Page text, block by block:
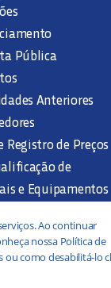
Pública
Anteriores
Registro de Preços
de
e Equipamentos
Interna
Ao continuar
nossa Política de
ou como desabilitá-lo